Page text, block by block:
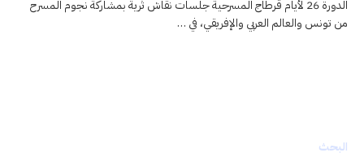
الدورة 26 لأيام قرطاج المسرحية جلسات نقاش ثرية بمشاركة نجوم المسرح
من تونس والعالم العربي والإفريقي، في …
البحث